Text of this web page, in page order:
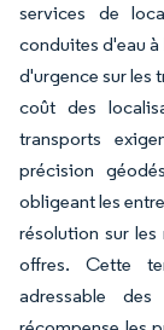
services de
conduites d'eau à
d'urgence sur les
coût des
transports
précision
obligeant les
résolution sur les
offres. Cette
adressable